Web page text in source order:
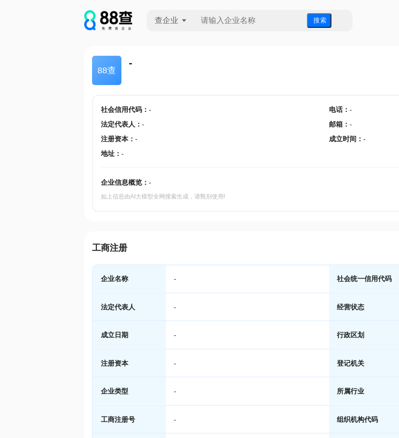
查企业 搜 索
88查
-
社会信用代码： - 电话： -
法定代表人 ： - 邮箱 ： -
注册资本： - 成立时间 ： -
地址： -
企业信息概览： -
如上信息由AI大模型全网搜索生成，请甄别使用!
工商注册
企业名称 - 社会统一信用代码
法定代表人 - 经营状态
成立日期 - 行政区划
注册资本 - 登记机关
企业类型 - 所属行业
工商注册号 - 组织机构代码